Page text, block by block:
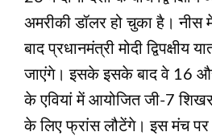
अमरीकी डॉलर हो चुका है। नीस
बाद प्रधानमंत्री मोदी द्विपक्षीय
जाएंगे। इसके इसके बाद वे 16
के एवियां में आयोजित जी-7
के लिए फ्रांस लौटेंगे। इस मंच पर